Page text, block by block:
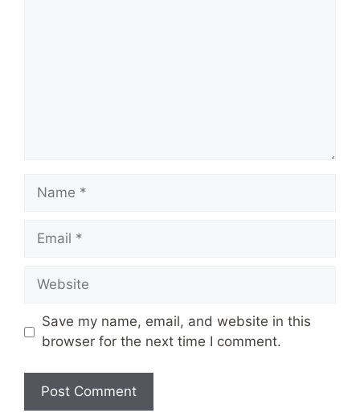
Name
Email
Website
Save my name, email, and website in this
browser for the next time I comment.